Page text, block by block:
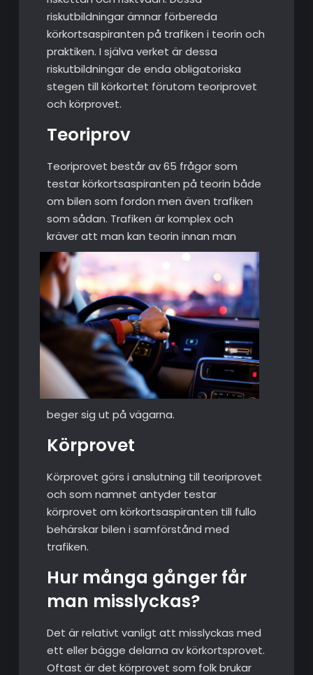
riskutbildningar ämnar förbereda
körkortsaspiranten på trafiken i teorin och
praktiken. I själva verket är dessa
riskutbildningar de enda obligatoriska
stegen till körkortet förutom teoriprovet
och körprovet.
Teoriprov
Teoriprovet består av 65 frågor som
testar körkortsaspiranten på teorin både
om bilen som fordon men även trafiken
som sådan. Trafiken är komplex och
kräver att man kan teorin innan man
beger sig ut på vägarna.
Körprovet
Körprovet görs i anslutning till teoriprovet
och som namnet antyder testar
körprovet om körkortsaspiranten till fullo
behärskar bilen i samförstånd med
trafiken.
Hur många gånger får
man misslyckas?
Det är relativt vanligt att misslyckas med
ett eller bägge delarna av körkortsprovet.
Oftast är det körprovet som folk brukar